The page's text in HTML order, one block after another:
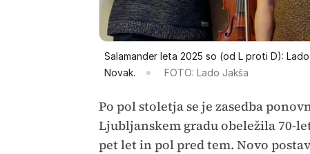
Salamander leta 2025 so (od L proti D):
Novak.
FOTO: Lado Jakša
Po pol stoletja se je zasedba
Ljubljanskem gradu obeležila 70-
pet let in pol pred tem. Novo